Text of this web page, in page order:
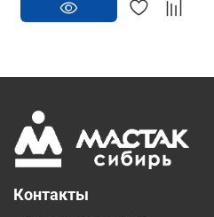
Контакты